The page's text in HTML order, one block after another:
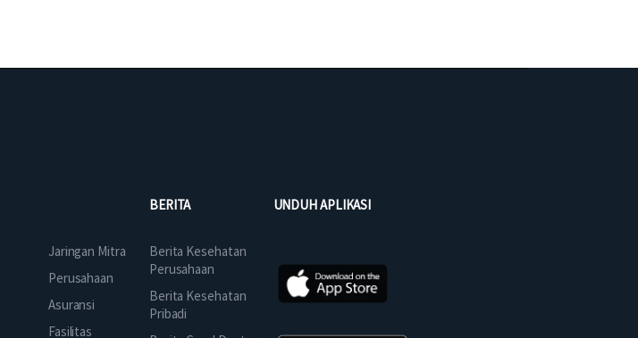
Jaringan Mitra
Perusahaan
Asuransi
Fasilitas
BERITA
Berita Kesehatan
Perusahaan
Berita Kesehatan
Pribadi
UNDUH APLIKASI